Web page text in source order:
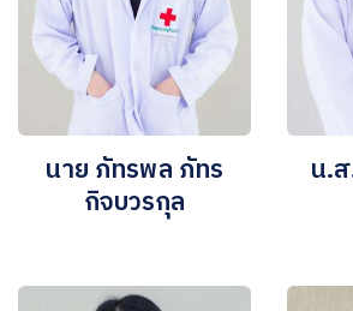
นาย ภัทรพล ภัทร
กิจบวรกุล
น.